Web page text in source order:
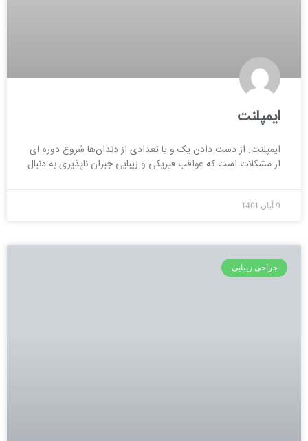
ایمپلنت
ایمپلنت: از دست دادن یک و یا تعدادی از دندان‌ها شروع دوره ای
از مشکلات است که عواقب فیزیکی و زیبایی جبران ناپذیری به دنبال
9 آبان 1401
جراحی زیبایی